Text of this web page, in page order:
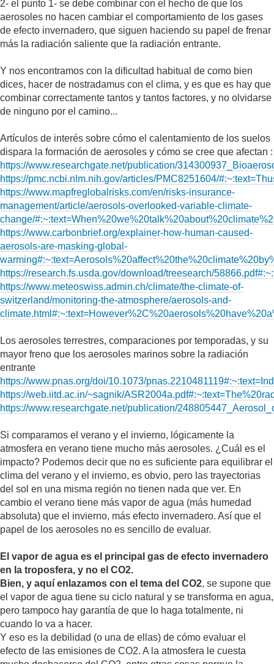
2- el punto 1- se debe combinar con el hecho de que los
aerosoles no hacen cambiar el comportamiento de los gases
de efecto invernadero, que siguen haciendo su papel de frenar
más la radiación saliente que la radiación entrante.
Y nos encontramos con la dificultad habitual de como bien
dices, hacer de nostradamus con el clima, y es que es hay que
combinar correctamente tantos y tantos factores, y no olvidarse
de ninguno por el camino...
Artículos de interés sobre cómo el calentamiento de los suelos
dispara la formación de aerosoles y cómo se cree que afectan :
https://www.researchgate.net/publication/
https://pmc.ncbi.nlm.nih.gov/articles/PMC8251604/
https://www.mapfreglobalrisks.com/en/risks-insurance-
management/article/aerosols-overlooked-variable-climate-
change/
https://www.carbonbrief.org/explainer-how-human-caused-
aerosols-are-masking-global-
https://research.fs.usda.gov/download/treesearch/
https://www.meteoswiss.admin.ch/climate/the-climate-of-
switzerland/monitoring-the-atmosphere/aerosols-and-
Los aerosoles terrestres, comparaciones por temporadas, y su
mayor freno que los aerosoles marinos sobre la radiación
entrante
https://www.pnas.org/doi/10.1073/
https://web.iitd.ac.in/~sagnik/
https://www.researchgate.net/publication/
Si comparamos el verano y el invierno, lógicamente la
atmosfera en verano tiene mucho más aerosoles. ¿Cuál es el
impacto? Podemos decir que no es suficiente para equilibrar el
clima del verano y el invierno, es obvio, pero las trayectorias
del sol en una misma región no tienen nada que ver. En
cambio el verano tiene más vapor de agua (más humedad
absoluta) que el invierno, más efecto invernadero. Así que el
papel de los aerosoles no es sencillo de evaluar.
El vapor de agua es el principal gas de efecto invernadero
en la troposfera, y no el CO2.
Bien, y aquí enlazamos con el tema del CO2, se supone que
el vapor de agua tiene su ciclo natural y se transforma en agua,
pero tampoco hay garantía de que lo haga totalmente, ni
cuando lo va a hacer.
Y eso es la debilidad (o una de ellas) de cómo evaluar el
efecto de las emisiones de CO2. A la atmosfera le cuesta